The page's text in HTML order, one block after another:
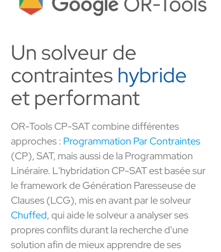
Un solveur de
contraintes hybride
et performant
OR-Tools CP-SAT combine différentes
approches : Programmation Par Contraintes
(CP), SAT, mais aussi de la Programmation
Linéraire. L'hybridation CP-SAT est basée sur
le framework de Génération Paresseuse de
Clauses (LCG), mis en avant par le solveur
Chuffed, qui aide le solveur a analyser ses
propres conflits durant la recherche d'une
solution afin de mieux apprendre de ses